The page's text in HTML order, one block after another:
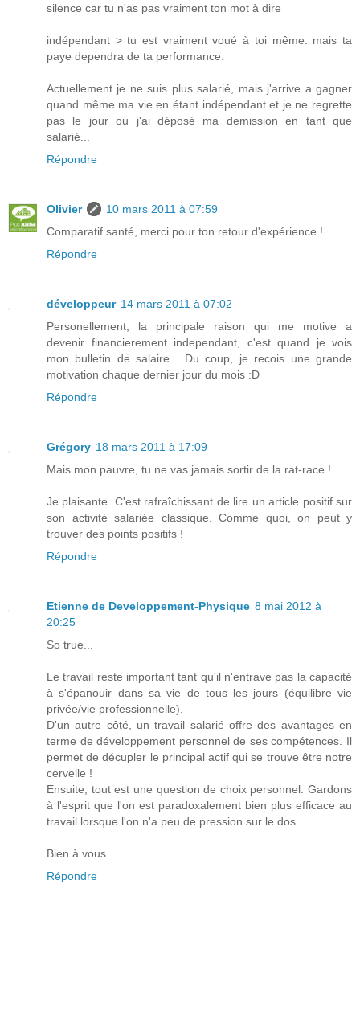
silence car tu n'as pas vraiment ton mot à dire
indépendant > tu est vraiment voué à toi même. mais ta
paye dependra de ta performance.
Actuellement je ne suis plus salarié, mais j'arrive a gagner
quand même ma vie en étant indépendant et je ne regrette
pas le jour ou j'ai déposé ma demission en tant que
salarié...
Répondre
Olivier
10 mars 2011 à 07:59
Comparatif santé, merci pour ton retour d'expérience !
Répondre
développeur 14 mars 2011 à 07:02
Personellement, la principale raison qui me motive a
devenir financierement independant, c'est quand je vois
mon bulletin de salaire . Du coup, je recois une grande
motivation chaque dernier jour du mois :D
Répondre
Grégory 18 mars 2011 à 17:09
Mais mon pauvre, tu ne vas jamais sortir de la rat-race !
Je plaisante. C'est rafraîchissant de lire un article positif sur
son activité salariée classique. Comme quoi, on peut y
trouver des points positifs !
Répondre
Etienne de Developpement-Physique 8 mai 2012 à
20:25
So true...
Le travail reste important tant qu'il n'entrave pas la capacité
à s'épanouir dans sa vie de tous les jours (équilibre vie
privée/vie professionnelle).
D'un autre côté, un travail salarié offre des avantages en
terme de développement personnel de ses compétences. Il
permet de décupler le principal actif qui se trouve être notre
cervelle !
Ensuite, tout est une question de choix personnel. Gardons
à l'esprit que l'on est paradoxalement bien plus efficace au
travail lorsque l'on n'a peu de pression sur le dos.
Bien à vous
Répondre